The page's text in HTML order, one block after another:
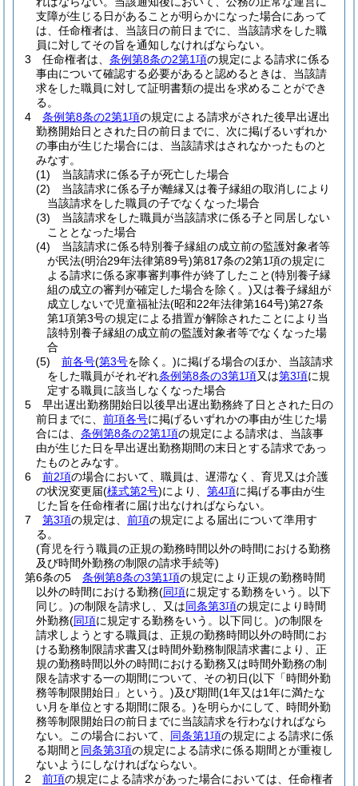
支障が生じる日があることが明らかになった場合にあって
は、任命権者は、当該日の前日までに、当該請求をした職
員に対してその旨を通知しなければならない。
3
任命権者は、 条例第8条の2第1項の規定による請求に係る
事由について確認する必要があると認めるときは、当該請
求をした職員に対して証明書類の提出を求めることができ
る。
4
条例第8条の2第1項の規定による請求がされた後早出遅出
勤務開始日とされた日の前日までに、次に掲げるいずれか
の事由が生じた場合には、当該請求はされなかったものと
みなす。
(1)
当該請求に係る子が死亡した場合
(2)
当該請求に係る子が離縁又は養子縁組の取消しにより
当該請求をした職員の子でなくなった場合
(3)
当該請求をした職員が当該請求に係る子と同居しない
こととなった場合
(4)
当該請求に係る特別養子縁組の成立前の監護対象者等
が民法(明治29年法律第89号)第817条の2第1項の規定に
よる請求に係る家事審判事件が終了したこと(特別養子縁
組の成立の審判が確定した場合を除く。)又は養子縁組が
成立しないで児童福祉法(昭和22年法律第164号)第27条
第1項第3号の規定による措置が解除されたことにより当
該特別養子縁組の成立前の監護対象者等でなくなった場
合
(5)
前各号(第3号を除く。)に掲げる場合のほか、当該請求
をした職員がそれぞれ条例第8条の3第1項又は第3項に規
定する職員に該当しなくなった場合
5
早出遅出勤務開始日以後早出遅出勤務終了日とされた日の
前日までに、 前項各号に掲げるいずれかの事由が生じた場
合には、 条例第8条の2第1項の規定による請求は、当該事
由が生じた日を早出遅出勤務期間の末日とする請求であっ
たものとみなす。
6
前2項の場合において、職員は、遅滞なく、育児又は介護
の状況変更届(様式第2号)により、 第4項に掲げる事由が生
じた旨を任命権者に届け出なければならない。
7
第3項の規定は、 前項の規定による届出について準用す
る。
(育児を行う職員の正規の勤務時間以外の時間における勤務
及び時間外勤務の制限の請求手続等)
第6条の5
条例第8条の3第1項の規定により正規の勤務時間
以外の時間における勤務(同項に規定する勤務をいう。以下
同じ。)の制限を請求し、又は同条第3項の規定により時間
外勤務(同項に規定する勤務をいう。以下同じ。)の制限を
請求しようとする職員は、正規の勤務時間以外の時間にお
ける勤務制限請求書又は時間外勤務制限請求書により、正
規の勤務時間以外の時間における勤務又は時間外勤務の制
限を請求する一の期間について、その初日(以下「時間外勤
務等制限開始日」という。)及び期間(1年又は1年に満たな
い月を単位とする期間に限る。)を明らかにして、時間外勤
務等制限開始日の前日までに当該請求を行わなければなら
ない。
この場合において、 同条第1項の規定による請求に係
る期間と 同条第3項の規定による請求に係る期間とが重複し
ないようにしなければならない。
2
前項の規定による請求があった場合においては、任命権者